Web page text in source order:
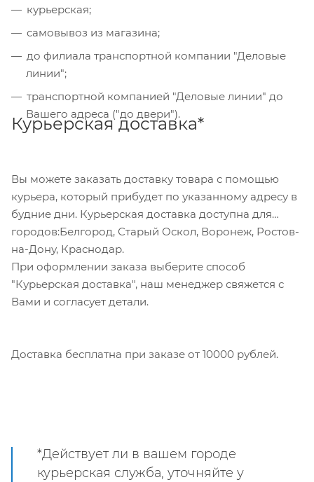
Также Вы можете оплатить товар, выбрав способ
"Банковский перевод", при этом будет
сформирован счет, который Вы сможете скачать
на странице оформления заказа и оплатить по
обратившись в отделение своего банка.
Для данного способа оплаты доступны к выбору
курьерская;
самовывоз из магазина;
до филиала транспортной компании "Деловые
линии";
транспортной компанией "Деловые линии" до
Вашего адреса ("до двери").
Курьерская доставка*
Вы можете заказать доставку товара с помощью
курьера, который прибудет по указанному адресу в
будние дни. Курьерская доставка доступна для
городов:Белгород, Старый Оскол, Воронеж, Ростов-
на-Дону, Краснодар.
При оформлении заказа выберите способ
"Курьерская доставка", наш менеджер свяжется с
Вами и согласует детали.
Доставка бесплатна при заказе от 10000 рублей.
*Действует ли в вашем городе
курьерская служба, уточняйте у